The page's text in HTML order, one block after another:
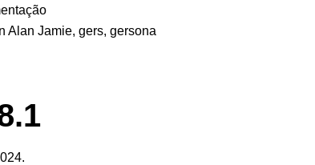
Alan Jamie, gers, gersona